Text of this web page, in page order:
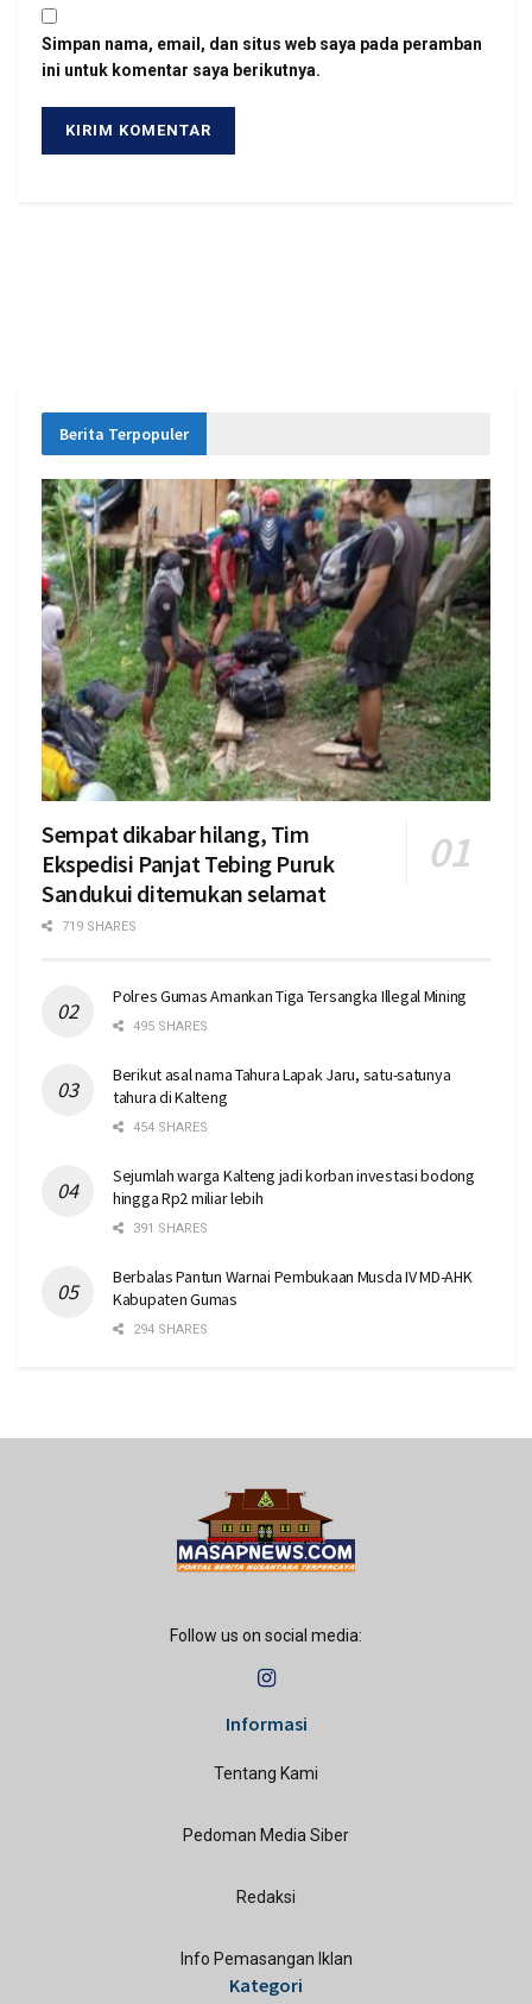
Simpan nama, email, dan situs web saya pada peramban
ini untuk komentar saya berikutnya.
Berita Terpopuler
Sempat dikabar hilang, Tim
Ekspedisi Panjat Tebing Puruk
Sandukui ditemukan selamat
719 SHARES
Polres Gumas Amankan Tiga Tersangka Illegal Mining
495 SHARES
Berikut asal nama Tahura Lapak Jaru, satu-satunya
tahura di Kalteng
454 SHARES
Sejumlah warga Kalteng jadi korban investasi bodong
hingga Rp2 miliar lebih
391 SHARES
Berbalas Pantun Warnai Pembukaan Musda IV MD-AHK
Kabupaten Gumas
294 SHARES
Follow us on social media:
Informasi
Tentang Kami
Pedoman Media Siber
Redaksi
Info Pemasangan Iklan
Kategori